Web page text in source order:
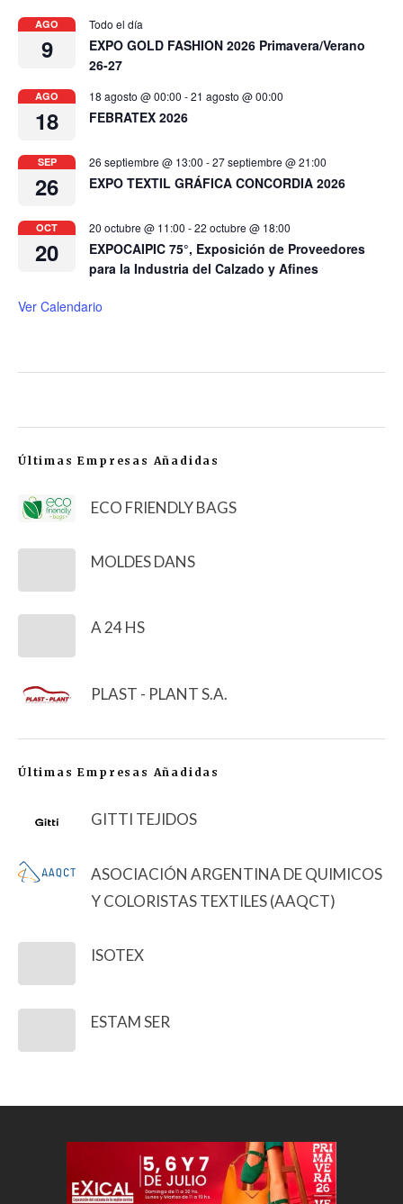
AGO
9
Todo el día
EXPO GOLD FASHION 2026 Primavera/Verano
26-27
AGO
18
18 agosto @ 00:00 -21 agosto @ 00:00
FEBRATEX 2026
SEP
26
26 septiembre @ 13:00 -27 septiembre @ 21:00
EXPO TEXTIL GRÁFICA CONCORDIA 2026
OCT
20
20 octubre @ 11:00 -22 octubre @ 18:00
EXPOCAIPIC 75°, Exposición de Proveedores
para la Industria del Calzado y Afines
Ver Calendario
Últimas Empresas Añadidas
ECO FRIENDLY BAGS
MOLDES DANS
A 24 HS
PLAST - PLANT S.A.
Últimas Empresas Añadidas
GITTI TEJIDOS
ASOCIACIÓN ARGENTINA DE QUIMICOS
Y COLORISTAS TEXTILES (AAQCT)
ISOTEX
ESTAM SER